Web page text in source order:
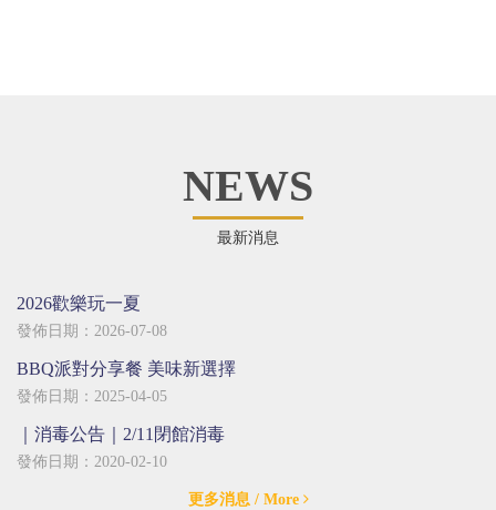
NEWS
最新消息
2026歡樂玩一夏
發佈日期：2026-07-08
BBQ派對分享餐 美味新選擇
發佈日期：2025-04-05
｜消毒公告｜2/11閉館消毒
發佈日期：2020-02-10
更多消息/ More